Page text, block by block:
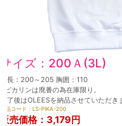
サイズ：200Ａ(3L)
身長：200～205 胸囲：110
※ピカリンは廃番の為在庫限り。
終了後はOLEESを納品させていただき
商品コード：LS-PIKA-200
販売価格： 3,179円